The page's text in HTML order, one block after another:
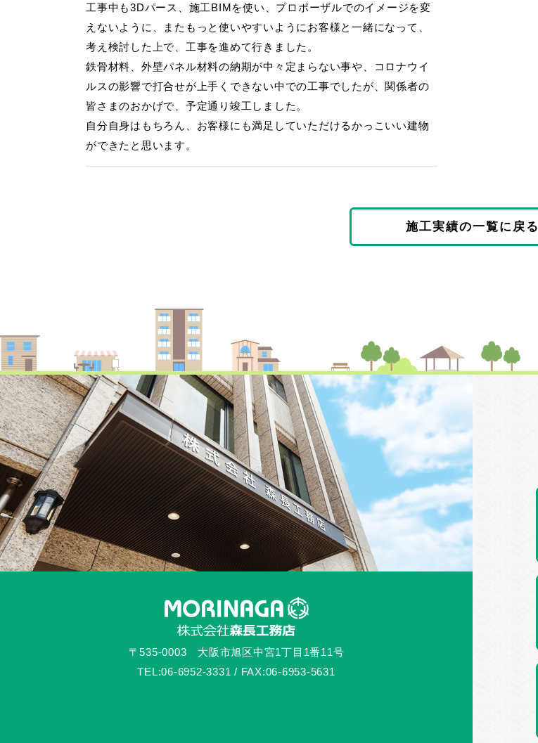
工事中も3Dパース、施工BIMを使い、プロポーザルでのイメージを変
えないように、またもっと使いやすいようにお客様と一緒になって、
考え検討した上で、工事を進めて行きました。
鉄骨材料、外壁パネル材料の納期が中々定まらない事や、コロナウイ
ルスの影響で打合せが上手くできない中での工事でしたが、関係者の
皆さまのおかげで、予定通り竣工しました。
自分自身はもちろん、お客様にも満足していただけるかっこいい建物
ができたと思います。
施工実績の一覧に戻る
〒535-0003 大阪市旭区中宮1丁目1番11号
TEL:06-6952-3331 / FAX:06-6953-5631